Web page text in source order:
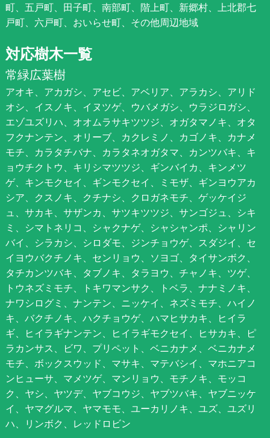
町、五戸町、田子町、南部町、階上町、新郷村、上北郡七
戸町、六戸町、おいらせ町、その他周辺地域
対応樹木一覧
常緑広葉樹
アオキ、アカガシ、アセビ、アベリア、アラカシ、アリド
オシ、イスノキ、イヌツゲ、ウバメガシ、ウラジロガシ、
エゾユズリハ、オオムラサキツツジ、オガタマノキ、オタ
フクナンテン、オリーブ、カクレミノ、カゴノキ、カナメ
モチ、カラタチバナ、カラタネオガタマ、カンツバキ、キ
ョウチクトウ、キリシマツツジ、ギンバイカ、キンメツ
ゲ、キンモクセイ、ギンモクセイ、ミモザ、ギンヨウアカ
シア、クスノキ、クチナシ、クロガネモチ、ゲッケイジ
ュ、サカキ、サザンカ、サツキツツジ、サンゴジュ、シキ
ミ、シマトネリコ、シャクナゲ、シャシャンポ、シャリン
バイ、シラカシ、シロダモ、ジンチョウゲ、スダジイ、セ
イヨウバクチノキ、センリョウ、ソヨゴ、タイサンボク、
タチカンツバキ、タブノキ、タラヨウ、チャノキ、ツゲ、
トウネズミモチ、トキワマンサク、トベラ、ナナミノキ、
ナワシログミ、ナンテン、ニッケイ、ネズミモチ、ハイノ
キ、バクチノキ、ハクチョウゲ、ハマヒサカキ、ヒイラ
ギ、ヒイラギナンテン、ヒイラギモクセイ、ヒサカキ、ピ
ラカンサス、ビワ、プリペット、ベニカナメ、ベニカナメ
モチ、ボックスウッド、マサキ、マテバシイ、マホニアコ
ンヒューサ、マメツゲ、マンリョウ、モチノキ、モッコ
ク、ヤシ、ヤツデ、ヤブコウジ、ヤブツバキ、ヤブニッケ
イ、ヤマグルマ、ヤマモモ、ユーカリノキ、ユズ、ユズリ
ハ、リンボク、レッドロビン